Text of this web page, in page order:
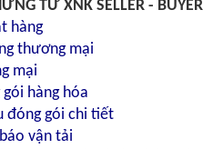
TỪ XNK SELLER - BUYER
hàng
thương mại
mại
hàng hóa
đóng gói chi tiết
vận tải